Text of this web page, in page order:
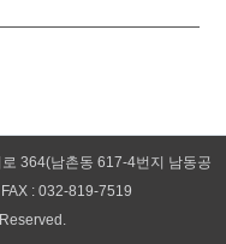
364(남촌동 617-4번지 남동공
: 032-819-7519